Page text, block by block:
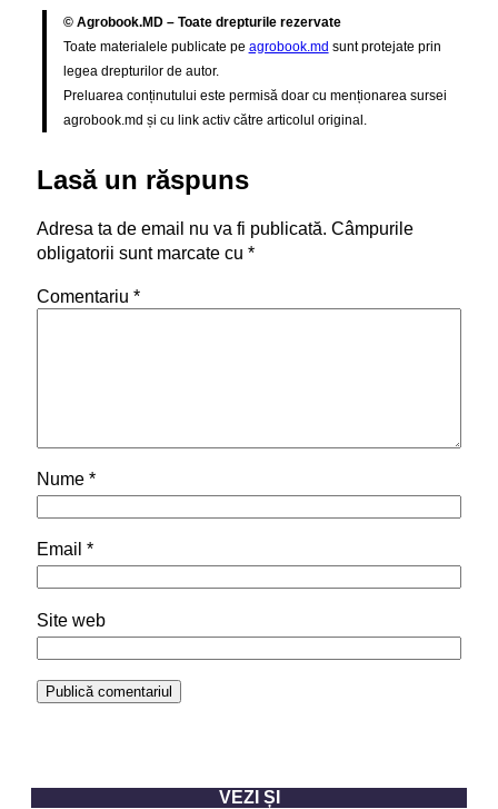
© Agrobook.MD – Toate drepturile rezervate
Toate materialele publicate pe agrobook.md sunt protejate prin
legea drepturilor de autor.
Preluarea conținutului este permisă doar cu menționarea sursei
agrobook.md și cu link activ către articolul original.
Lasă un răspuns
Adresa ta de email nu va fi publicată. Câmpurile
obligatorii sunt marcate cu *
Comentariu *
Nume *
Email *
Site web
VEZI ȘI